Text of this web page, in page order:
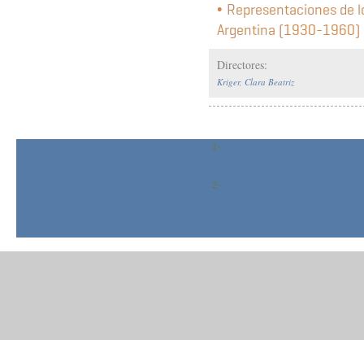
Representaciones de
Argentina (1930-1960)
Directores:
Kriger, Clara Beatriz